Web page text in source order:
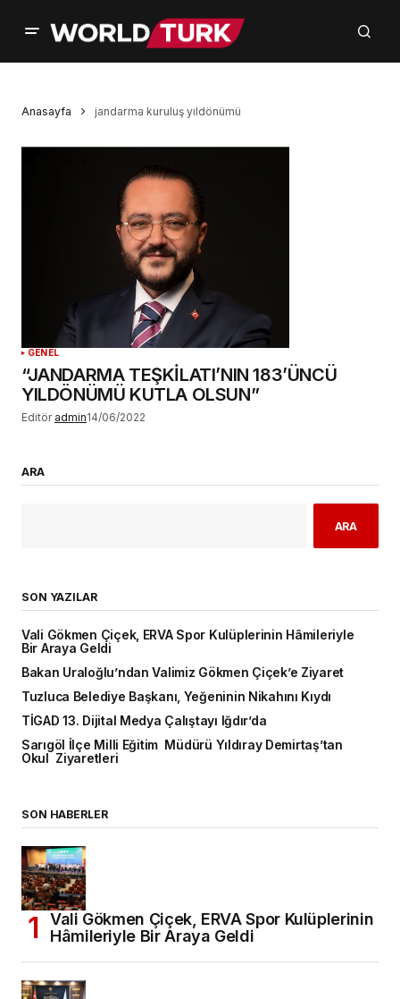
Anasayfa jandarma kuruluş yıldönümü
GENEL
“JANDARMA TEŞKİLATI’NIN 183’ÜNCÜ
YILDÖNÜMÜ KUTLA OLSUN”
Editör admin14/06/2022
ARA
ARA
SON YAZILAR
Vali Gökmen Çiçek, ERVA Spor Kulüplerinin Hâmileriyle
Bir Araya Geldi
Bakan Uraloğlu’ndan Valimiz Gökmen Çiçek’e Ziyaret
Tuzluca Belediye Başkanı, Yeğeninin Nikahını Kıydı
TİGAD 13. Dijital Medya Çalıştayı Iğdır’da
Sarıgöl İlçe Milli Eğitim Müdürü Yıldıray Demirtaş’tan
Okul Ziyaretleri
SON HABERLER
Vali Gökmen Çiçek, ERVA Spor Kulüplerinin
Hâmileriyle Bir Araya Geldi